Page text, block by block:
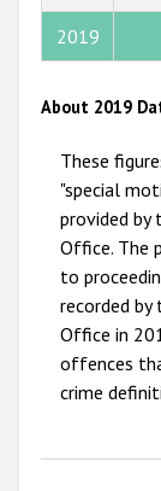
2019
About 2019
These
"special
provided by
Office. The
to
recorded by
Office in
offences
crime